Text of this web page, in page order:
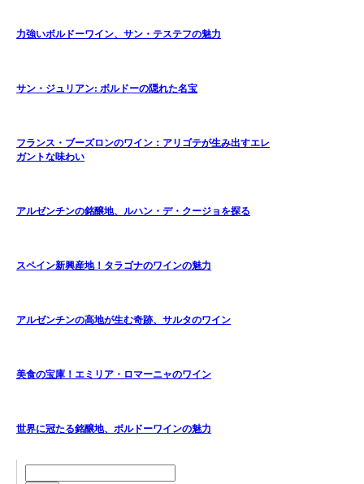
力強いボルドーワイン、サン・テステフの魅力
サン・ジュリアン: ボルドーの隠れた名宝
フランス・ブーズロンのワイン：アリゴテが生み出すエレ
ガントな味わい
アルゼンチンの銘醸地、ルハン・デ・クージョを探る
スペイン新興産地！タラゴナのワインの魅力
アルゼンチンの高地が生む奇跡、サルタのワイン
美食の宝庫！エミリア・ロマーニャのワイン
世界に冠たる銘醸地、ボルドーワインの魅力